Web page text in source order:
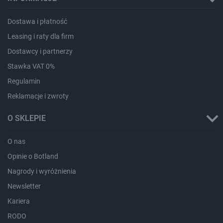
Dostawa i płatność
Leasing i raty dla firm
Dostawcy i partnerzy
Stawka VAT 0%
Regulamin
Reklamacje i zwroty
O SKLEPIE
O nas
Opinie o Botland
Nagrody i wyróżnienia
Newsletter
Kariera
RODO